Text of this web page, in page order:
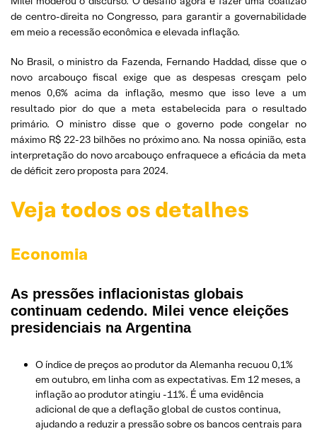
de centro-direita no Congresso, para garantir a governabilidade
em meio a recessão econômica e elevada inflação.
No Brasil, o ministro da Fazenda, Fernando Haddad, disse que o
novo arcabouço fiscal exige que as despesas cresçam pelo
menos 0,6% acima da inflação, mesmo que isso leve a um
resultado pior do que a meta estabelecida para o resultado
primário. O ministro disse que o governo pode congelar no
máximo R$ 22-23 bilhões no próximo ano. Na nossa opinião, esta
interpretação do novo arcabouço enfraquece a eficácia da meta
de déficit zero proposta para 2024.
Veja todos os detalhes
Economia
As pressões inflacionistas globais
continuam cedendo. Milei vence eleições
presidenciais na Argentina
O índice de preços ao produtor da Alemanha recuou 0,1%
em outubro, em linha com as expectativas. Em 12 meses, a
inflação ao produtor atingiu -11%. É uma evidência
adicional de que a deflação global de custos continua,
ajudando a reduzir a pressão sobre os bancos centrais para